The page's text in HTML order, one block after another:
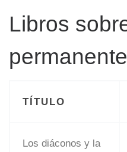
Libros
permanente
TÍTULO
Los diáconos y la